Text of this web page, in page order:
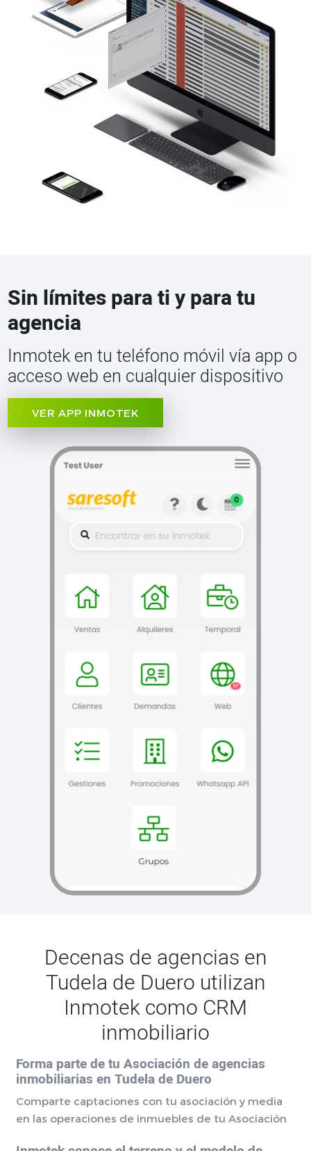
Sin límites para ti y para tu
agencia
Inmotek en tu teléfono móvil vía app o
acceso web en cualquier dispositivo
VER APP INMOTEK
Decenas de agencias en
Tudela de Duero utilizan
Inmotek como CRM
inmobiliario
Forma parte de tu Asociación de agencias
inmobiliarias en Tudela de Duero
Comparte captaciones con tu asociación y media
en las operaciones de inmuebles de tu Asociación